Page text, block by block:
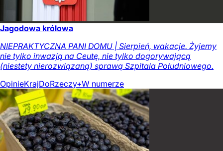
Jagodowa królowa
NIEPRAKTYCZNA PANI DOMU | Sierpień, wakacje. Żyjemy
nie tylko inwazją na Ceutę, nie tylko dogorywającą
(niestety nierozwiązaną) sprawą Szpitala Południowego.
OpinieKrajDoRzeczy+W numerze